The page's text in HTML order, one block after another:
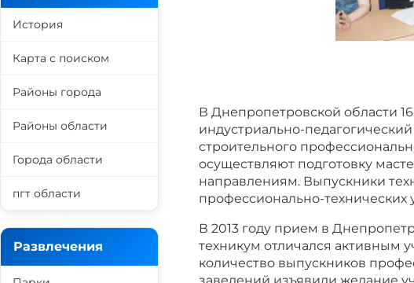
В Днепропетровской области
индустриально-
строительного
осуществляют подготовку
направлениям. Выпускники
профессионально-технических
В 2013 году прием в
техникум отличался активным
количество выпускников
История
Карта с поиском
Районы города
Районы области
Города области
пгт области
Развлечения